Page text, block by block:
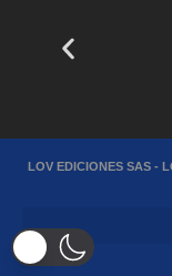
LOV EDICIONES SAS -